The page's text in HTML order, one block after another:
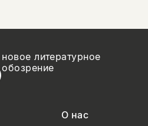
новое литературное
обозрение
О нас